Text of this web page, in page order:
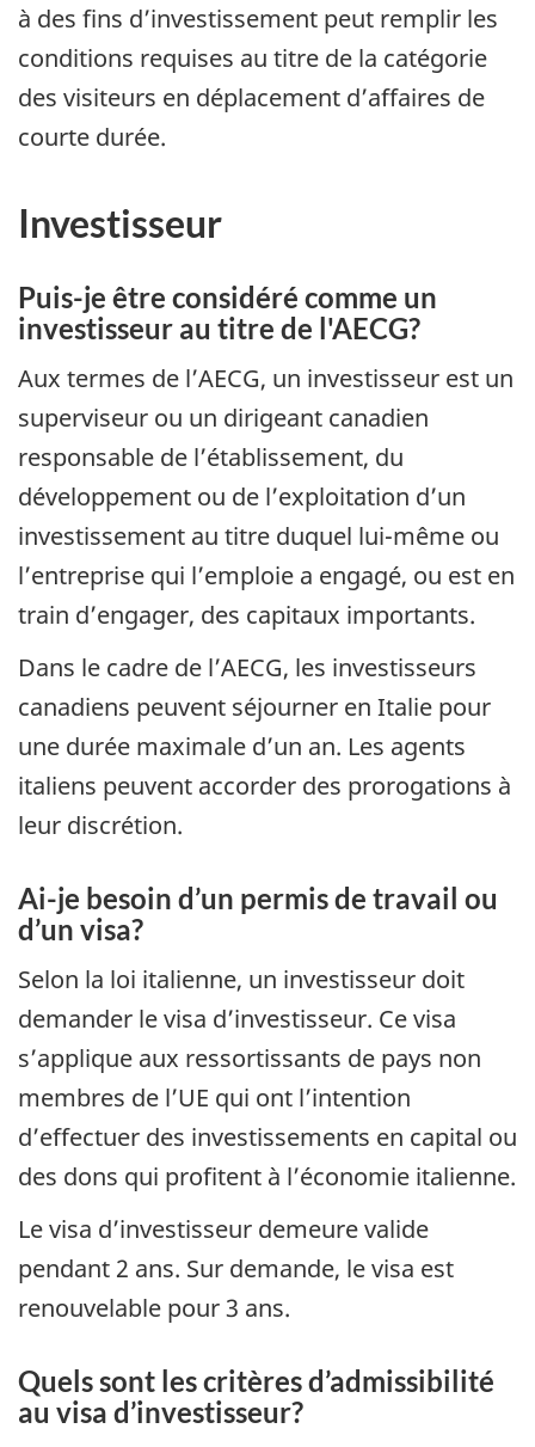
à des fins d’investissement peut remplir les
conditions requises au titre de la catégorie
des visiteurs en déplacement d’affaires de
courte durée.
Investisseur
Puis-je être considéré comme un
investisseur au titre de l'AECG?
Aux termes de l’AECG, un investisseur est un
superviseur ou un dirigeant canadien
responsable de l’établissement, du
développement ou de l’exploitation d’un
investissement au titre duquel lui-même ou
l’entreprise qui l’emploie a engagé, ou est en
train d’engager, des capitaux importants.
Dans le cadre de l’AECG, les investisseurs
canadiens peuvent séjourner en Italie pour
une durée maximale d’un an. Les agents
italiens peuvent accorder des prorogations à
leur discrétion.
Ai-je besoin d’un permis de travail ou
d’un visa?
Selon la loi italienne, un investisseur doit
demander le visa d’investisseur. Ce visa
s’applique aux ressortissants de pays non
membres de l’UE qui ont l’intention
d’effectuer des investissements en capital ou
des dons qui profitent à l’économie italienne.
Le visa d’investisseur demeure valide
pendant 2 ans. Sur demande, le visa est
renouvelable pour 3 ans.
Quels sont les critères d’admissibilité
au visa d’investisseur?